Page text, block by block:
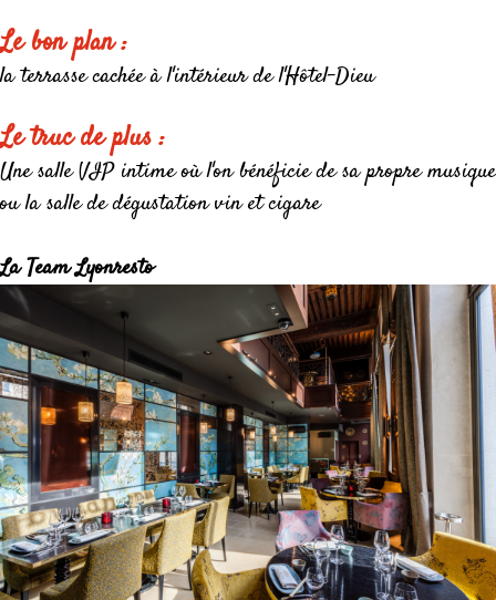
Le bon plan :
la terrasse cachée à l'intérieur de l'Hôtel-Dieu
Le truc de plus :
Une salle VIP intime où l'on bénéficie de sa propre musique
ou la salle de dégustation vin et cigare
La Team Lyonresto